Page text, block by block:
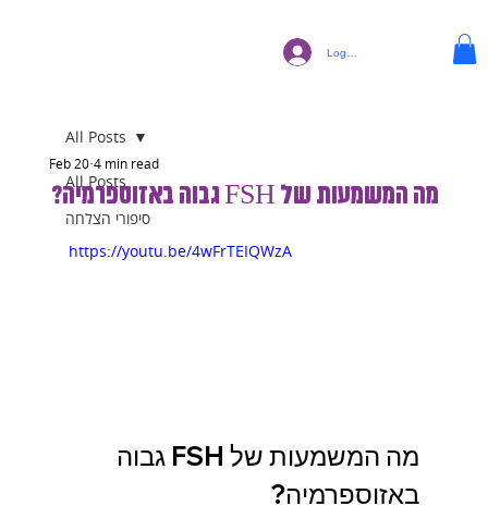
Log In
All Posts
סיפורי הצלחה
All Posts
מה המשמעות של FSH גבוה באזוספרמיה?
Feb 20 4 min read
https://youtu.be/4wFrTEIQWzA
מה המשמעות של FSH גבוה
באזוספרמיה?